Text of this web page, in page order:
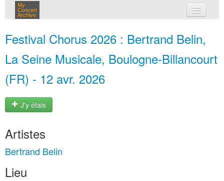
My
Concert
Archive
Festival Chorus 2026 : Bertrand Belin,
La Seine Musicale, Boulogne-Billancourt
(FR) - 12 avr. 2026
J'y étais
Artistes
Bertrand Belin
Lieu